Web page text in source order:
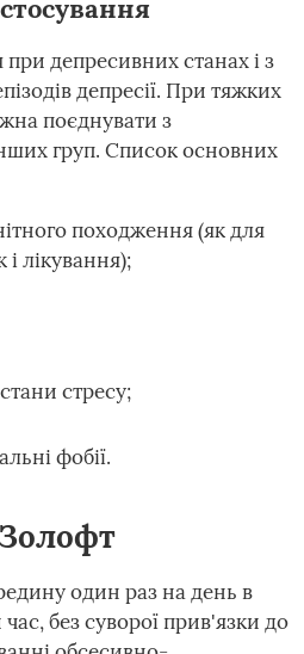
депресивних станах і з
депресії. При тяжких
поєднувати з
груп. Список основних
походження (як для
лікування);
стресу;
фобії.
один раз на день в
без суворої прив'язки до